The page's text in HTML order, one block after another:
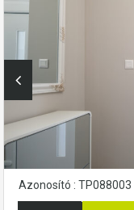
Azonosító : TP088003